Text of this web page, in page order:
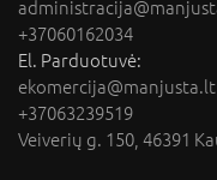
+37060162034
El. Parduotuvė:
ekomercija@manjusta.lt
+37063239519
Veiverių g. 150, 46391